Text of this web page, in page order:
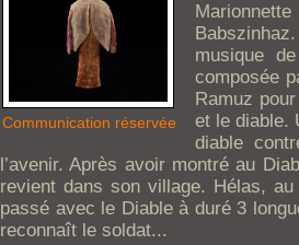
Communication réservée
musique
composée
Ramuz
et le diable.
diable
l’avenir. Après avoir montré au
revient dans son village. Hélas,
passé avec le Diable à duré 3
reconnaît le soldat...